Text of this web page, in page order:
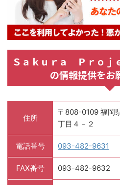
Ｓａｋｕｒａ Ｐｒｏｊ
の情報提供をお
住所
〒808-0109 福岡
丁目４－２
電話番号 093-482-9631
FAX番号 093-482-9632